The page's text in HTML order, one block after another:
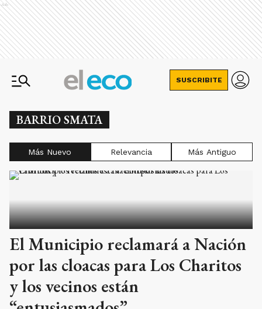
Ads
SUSCRIBITE
BARRIO SMATA
Más Nuevo Relevancia Más Antiguo
El Municipio reclamará a Nación
por las cloacas para Los Charitos
y los vecinos están